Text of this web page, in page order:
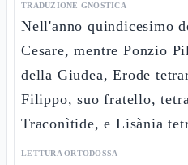
TRADUZIONE GNOSTICA
Nell'anno quindicesimo
Cesare, mentre Ponzio
della Giudea, Erode
Filippo, suo fratello,
Traconìtide, e Lisània
LETTURA ORTODOSSA